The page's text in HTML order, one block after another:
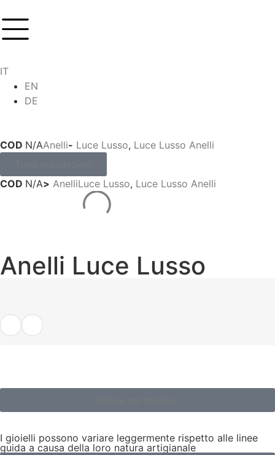
IT
EN
DE
COD N/AAnelli- Luce Lusso, Luce Lusso Anelli
COD N/A> AnelliLuce Lusso, Luce Lusso Anelli
Anelli Luce Lusso
I gioielli possono variare leggermente rispetto alle linee
guida a causa della loro natura artigianale